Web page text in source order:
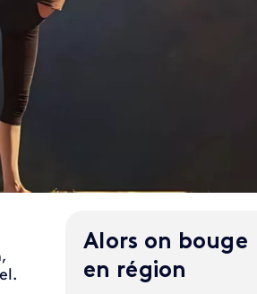
Alors on bouge
en région